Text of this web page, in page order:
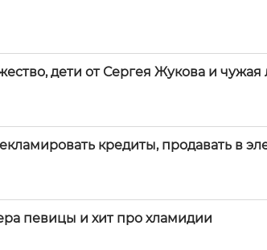
дети от Сергея Жукова и
кредиты, продавать в
певицы и хит про хламидии